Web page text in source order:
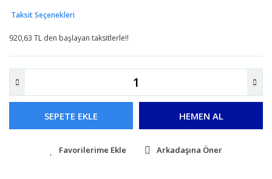
Taksit Seçenekleri
920,63 TL den başlayan taksitlerle!!
SEPETE EKLE HEMEN AL
Arkadaşına Öner